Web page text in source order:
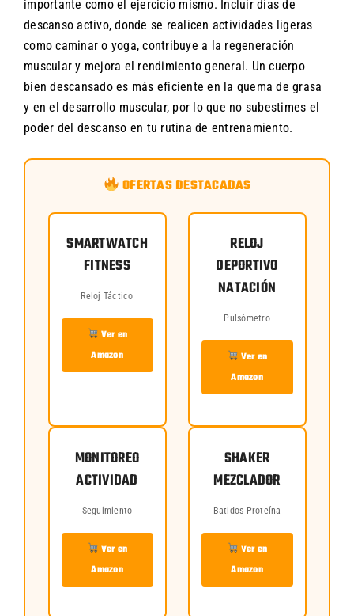
importante como el ejercicio mismo. Incluir días de
descanso activo, donde se realicen actividades ligeras
como caminar o yoga, contribuye a la regeneración
muscular y mejora el rendimiento general. Un cuerpo
bien descansado es más eficiente en la quema de grasa
y en el desarrollo muscular, por lo que no subestimes el
poder del descanso en tu rutina de entrenamiento.
OFERTAS DESTACADAS
SMARTWATCH
FITNESS
Reloj Táctico
Ver en
Amazon
RELOJ
DEPORTIVO
NATACIÓN
Pulsómetro
Ver en
Amazon
MONITOREO
ACTIVIDAD
Seguimiento
Ver en
Amazon
SHAKER
MEZCLADOR
Batidos Proteína
Ver en
Amazon